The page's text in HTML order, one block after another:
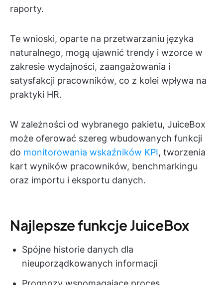
raporty.
Te wnioski, oparte na przetwarzaniu języka
naturalnego, mogą ujawnić trendy i wzorce w
zakresie wydajności, zaangażowania i
satysfakcji pracowników, co z kolei wpływa na
praktyki HR.
W zależności od wybranego pakietu, JuiceBox
może oferować szereg wbudowanych funkcji
do monitorowania wskaźników KPI, tworzenia
kart wyników pracowników, benchmarkingu
oraz importu i eksportu danych.
Najlepsze funkcje JuiceBox
Spójne historie danych dla
nieuporządkowanych informacji